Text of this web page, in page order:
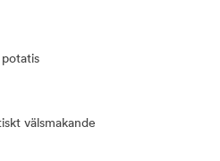
välsmakande